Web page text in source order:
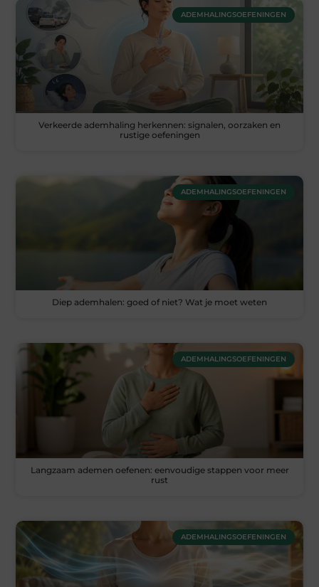
ADEMHALINGSOEFENINGEN
Verkeerde ademhaling herkennen: signalen, oorzaken en
rustige oefeningen
ADEMHALINGSOEFENINGEN
Diep ademhalen: goed of niet? Wat je moet weten
ADEMHALINGSOEFENINGEN
Langzaam ademen oefenen: eenvoudige stappen voor meer
rust
ADEMHALINGSOEFENINGEN